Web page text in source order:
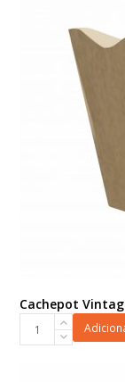
quantidade
Cachepot
Cachepot